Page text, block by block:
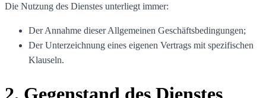
Die Nutzung des Dienstes unterliegt immer:
Der Annahme dieser Allgemeinen Geschäftsbedingungen;
Der Unterzeichnung eines eigenen Vertrags mit spezifischen
Klauseln.